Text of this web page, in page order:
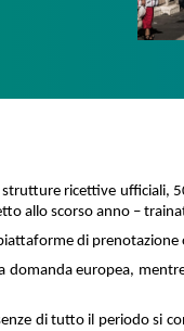
ricettive ufficiali,
allo scorso anno –
di prenotazione
europea,
di tutto il periodo si